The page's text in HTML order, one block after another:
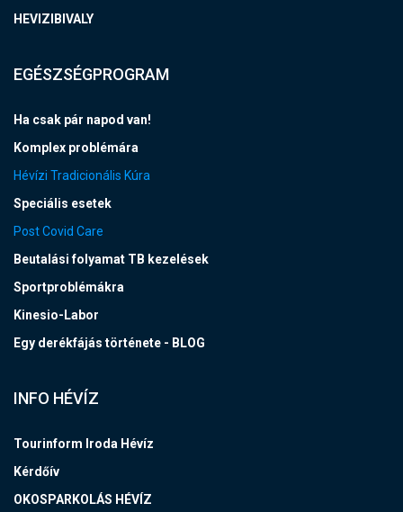
HEVIZIBIVALY
EGÉSZSÉGPROGRAM
Ha csak pár napod van!
Komplex problémára
Hévízi Tradicionális Kúra
Speciális esetek
Post Covid Care
Beutalási folyamat TB kezelések
Sportproblémákra
Kinesio-Labor
Egy derékfájás története - BLOG
INFO HÉVÍZ
Tourinform Iroda Hévíz
Kérdőív
OKOSPARKOLÁS HÉVÍZ